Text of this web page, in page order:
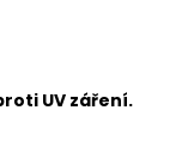
UV záření.